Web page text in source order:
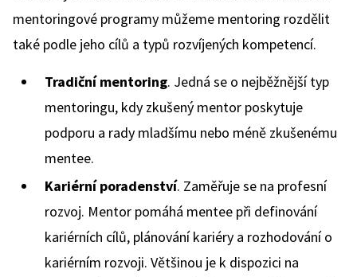
mentoringové programy můžeme mentoring rozdělit
také podle jeho cílů a typů rozvíjených kompetencí.
Tradiční mentoring. Jedná se o nejběžnější typ
mentoringu, kdy zkušený mentor poskytuje
podporu a rady mladšímu nebo méně zkušenému
mentee.
Kariérní poradenství. Zaměřuje se na profesní
rozvoj. Mentor pomáhá mentee při definování
kariérních cílů, plánování kariéry a rozhodování o
kariérním rozvoji. Většinou je k dispozici na